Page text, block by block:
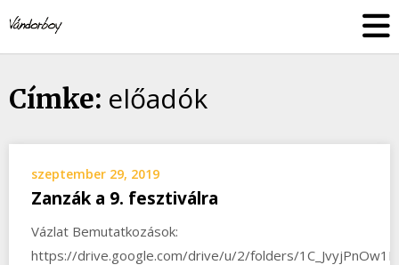
to
content
Címke: előadók
szeptember 29, 2019
Zanzák a 9. fesztiválra
Vázlat Bemutatkozások:
https://drive.google.com/drive/u/2/folders/